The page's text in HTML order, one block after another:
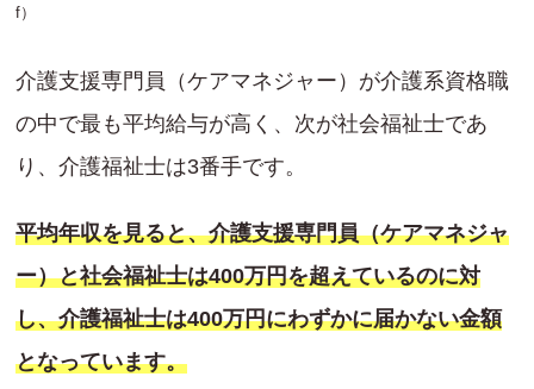
f）
介護支援専門員（ケアマネジャー）が介護系資格職
の中で最も平均給与が高く、次が社会福祉士であ
り、介護福祉士は3番手です。
平均年収を見ると、介護支援専門員（ケアマネジャ
ー）と社会福祉士は400万円を超えているのに対
し、介護福祉士は400万円にわずかに届かない金額
となっています。